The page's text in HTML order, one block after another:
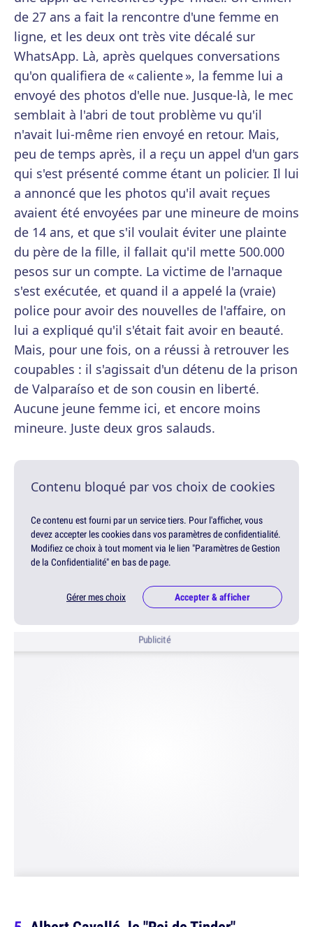
de 27 ans a fait la rencontre d'une femme en
ligne, et les deux ont très vite décalé sur
WhatsApp. Là, après quelques conversations
qu'on qualifiera de « caliente », la femme lui a
envoyé des photos d'elle nue. Jusque-là, le mec
semblait à l'abri de tout problème vu qu'il
n'avait lui-même rien envoyé en retour. Mais,
peu de temps après, il a reçu un appel d'un gars
qui s'est présenté comme étant un policier. Il lui
a annoncé que les photos qu'il avait reçues
avaient été envoyées par une mineure de moins
de 14 ans, et que s'il voulait éviter une plainte
du père de la fille, il fallait qu'il mette 500.000
pesos sur un compte. La victime de l'arnaque
s'est exécutée, et quand il a appelé la (vraie)
police pour avoir des nouvelles de l'affaire, on
lui a expliqué qu'il s'était fait avoir en beauté.
Mais, pour une fois, on a réussi à retrouver les
coupables : il s'agissait d'un détenu de la prison
de Valparaíso et de son cousin en liberté.
Aucune jeune femme ici, et encore moins
mineure. Juste deux gros salauds.
Contenu bloqué par vos choix de cookies
Ce contenu est fourni par un service tiers. Pour l'afficher, vous
devez accepter les cookies dans vos paramètres de confidentialité.
Modifiez ce choix à tout moment via le lien "Paramètres de Gestion
de la Confidentialité" en bas de page.
Gérer mes choix Accepter & afficher
Publicité